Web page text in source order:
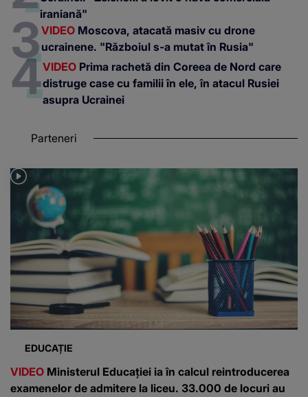
iraniană"
VIDEO Moscova, atacată masiv cu drone
ucrainene. "Războiul s-a mutat în Rusia"
VIDEO Prima rachetă din Coreea de Nord care
distruge case cu familii în ele, în atacul Rusiei
asupra Ucrainei
Parteneri
EDUCAȚIE
VIDEO Ministerul Educației ia în calcul reintroducerea
examenelor de admitere la liceu. 33.000 de locuri au